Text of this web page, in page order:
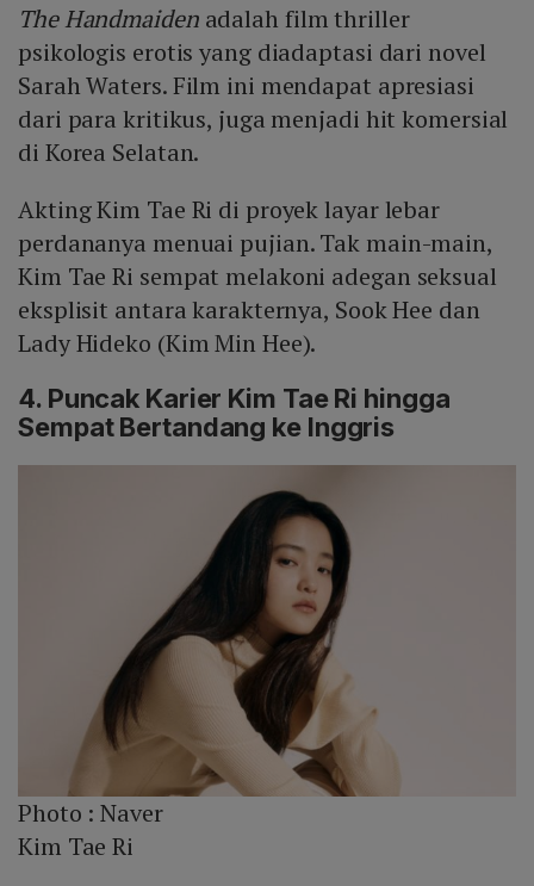
The Handmaiden adalah film thriller
psikologis erotis yang diadaptasi dari novel
Sarah Waters. Film ini mendapat apresiasi
dari para kritikus, juga menjadi hit komersial
di Korea Selatan.
Akting Kim Tae Ri di proyek layar lebar
perdananya menuai pujian. Tak main-main,
Kim Tae Ri sempat melakoni adegan seksual
eksplisit antara karakternya, Sook Hee dan
Lady Hideko (Kim Min Hee).
4. Puncak Karier Kim Tae Ri hingga
Sempat Bertandang ke Inggris
Photo :Naver
Kim Tae Ri